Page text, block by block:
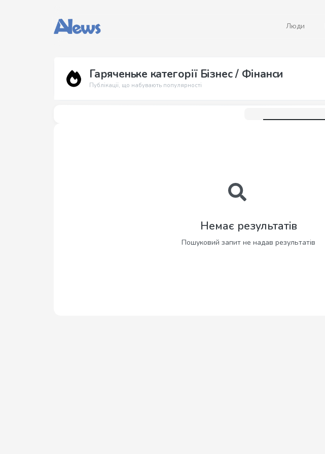
Люди
Гаряченьке категорії Бізнес / Фінанси
Публікації, що набувають популярності
Немає результатів
Пошуковий запит не надав результатів